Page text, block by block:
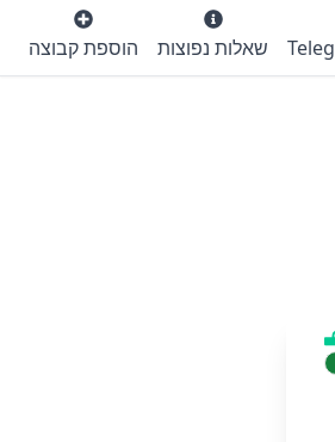
שאלות נפוצות הוספת קבוצה